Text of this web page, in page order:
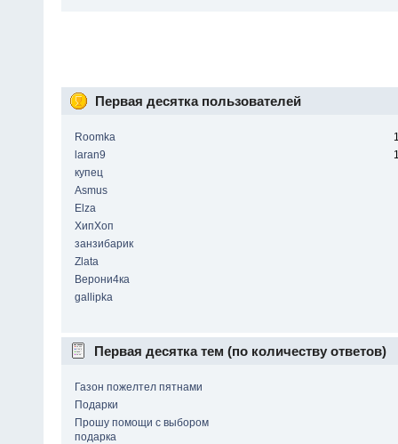
Первая десятка пользователей
Roomka
laran9
купец
Asmus
Elza
ХипХоп
занзибарик
Zlata
Верони4ка
gallipka
Первая десятка тем (по количеству ответов)
Газон пожелтел пятнами
Подарки
Прошу помощи с выбором
подарка